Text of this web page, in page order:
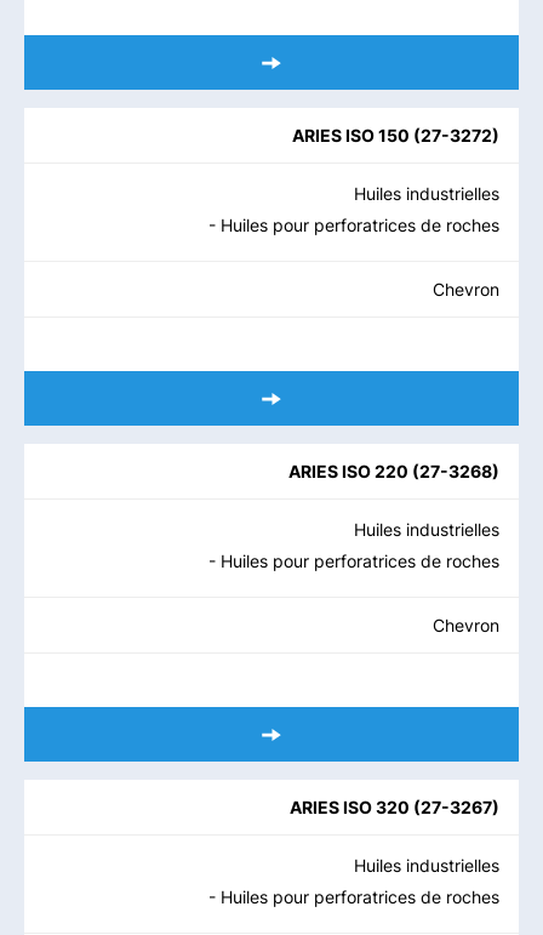
ARIES ISO 150 (27-3272)
Huiles industrielles
- Huiles pour perforatrices de roches
Chevron
ARIES ISO 220 (27-3268)
Huiles industrielles
- Huiles pour perforatrices de roches
Chevron
ARIES ISO 320 (27-3267)
Huiles industrielles
- Huiles pour perforatrices de roches